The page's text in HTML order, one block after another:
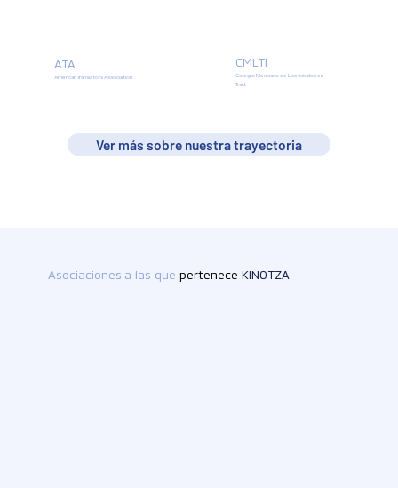
CMLTI
Colegio Mexicano de Licenciados en
Trad.
ATA
American Translators Association
Ver más sobre nuestra trayectoria
Asociaciones a las quepertenece KINOTZA